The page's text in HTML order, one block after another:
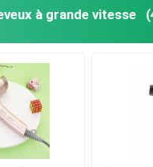
à grande vitesse